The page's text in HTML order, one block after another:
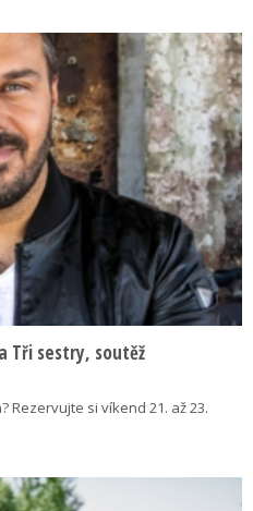
Tři sestry, soutěž
Rezervujte si víkend 21. až 23.